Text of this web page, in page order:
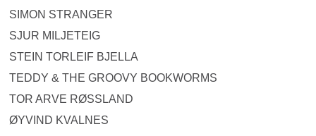
SIMON STRANGER
SJUR MILJETEIG
STEIN TORLEIF BJELLA
TEDDY & THE GROOVY BOOKWORMS
TOR ARVE RØSSLAND
ØYVIND KVALNES